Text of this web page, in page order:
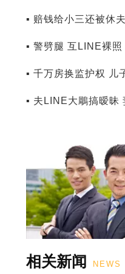
▪ 赔钱给小三还被休
▪ 警劈腿 互LINE裸照
▪ 千万房换监护权 儿
▪ 夫LINE大鵰搞暧昧
相关新闻 NEWS